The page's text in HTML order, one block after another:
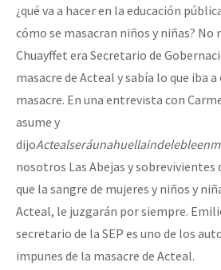
¿qué va a hacer en la educación
cómo se masacran niños y niñas? No
Chuayffet era Secretario de
masacre de Acteal y sabía lo que iba
masacre. En una entrevista con
asume y
dijoActealseráunahuellaindelebleen
nosotros Las Abejas y sobrevivientes
que la sangre de mujeres y niños y
Acteal, le juzgarán por siempre.
secretario de la SEP es uno de los
impunes de la masacre de Acteal.